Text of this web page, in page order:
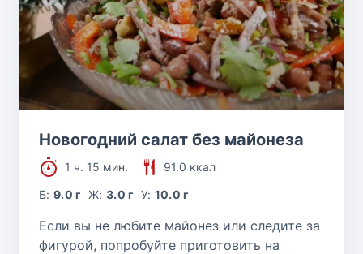
Новогодний салат без майонеза
1 ч. 15 мин.
91.0 ккал
Б:9.0 г Ж: 3.0 г У: 10.0 г
Если вы не любите майонез или следите за
фигурой, попробуйте приготовить на